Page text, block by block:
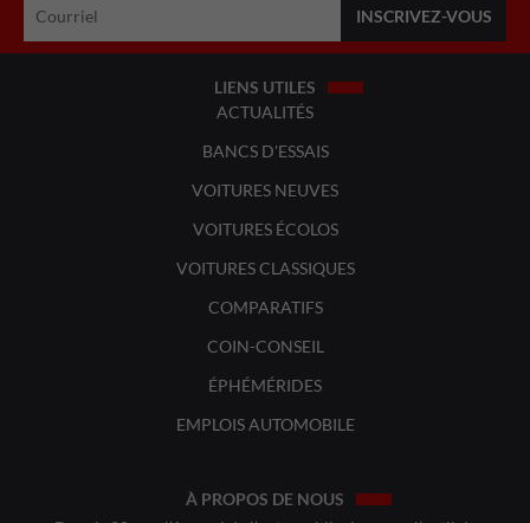
LIENS UTILES
ACTUALITÉS
BANCS D'ESSAIS
VOITURES NEUVES
VOITURES ÉCOLOS
VOITURES CLASSIQUES
COMPARATIFS
COIN-CONSEIL
ÉPHÉMÉRIDES
EMPLOIS AUTOMOBILE
À PROPOS DE NOUS